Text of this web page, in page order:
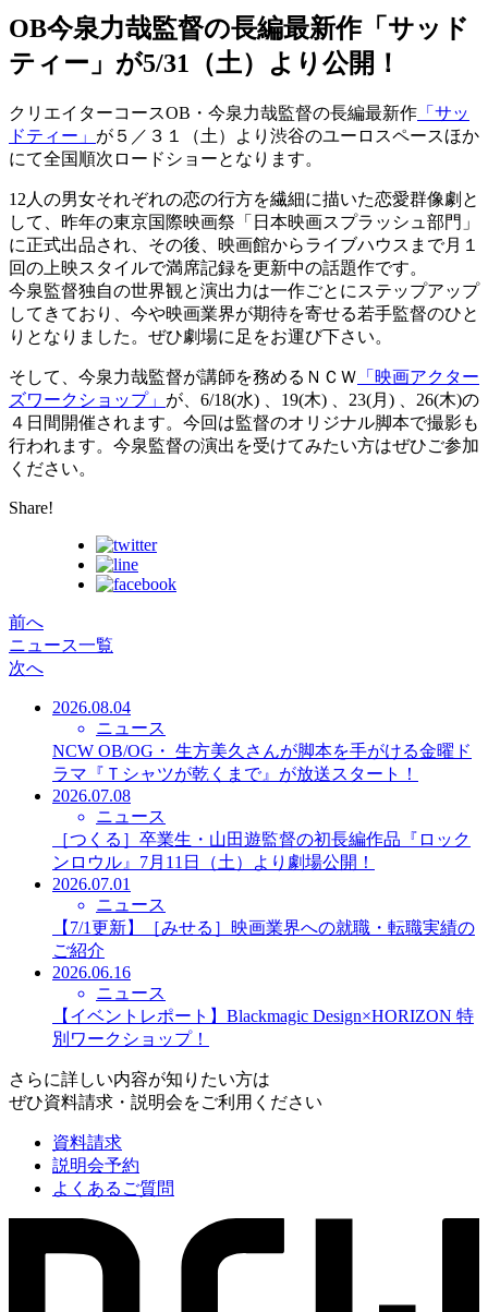
OB今泉力哉監督の長編最新作「サッド
ティー」が5/31（土）より公開！
クリエイターコースOB・今泉力哉監督の長編最新作 「サッ
ドティー」 が５／３１（土）より渋谷のユーロスペースほか
にて全国順次ロードショーとなります。
12人の男女それぞれの恋の行方を繊細に描いた恋愛群像劇と
して、昨年の東京国際映画祭「日本映画スプラッシュ部門」
に正式出品され、その後、映画館からライブハウスまで月１
回の上映スタイルで満席記録を更新中の話題作です。
今泉監督独自の世界観と演出力は一作ごとにステップアップ
してきており、今や映画業界が期待を寄せる若手監督のひと
りとなりました。ぜひ劇場に足をお運び下さい。
そして、今泉力哉監督が講師を務めるＮＣＷ 「映画アクター
ズワークショップ」 が、6/18(水) 、19(木) 、23(月) 、26(木)の
４日間開催されます。今回は監督のオリジナル脚本で撮影も
行われます。今泉監督の演出を受けてみたい方はぜひご参加
ください。
Share!
前へ
ニュース一覧
次へ
2026.08.04
ニュース
NCW OB/OG・ 生方美久さんが脚本を手がける金曜ド
ラマ『Ｔシャツが乾くまで』が放送スタート！
2026.07.08
ニュース
［つくる］卒業生・山田遊監督の初長編作品『ロック
ンロウル』7月11日（土）より劇場公開！
2026.07.01
ニュース
【7/1更新】［みせる］映画業界への就職・転職実績の
ご紹介
2026.06.16
ニュース
【イベントレポート】Blackmagic Design×HORIZON 特
別ワークショップ！
さらに詳しい内容が知りたい方は
ぜひ資料請求・説明会をご利用ください
資料請求
説明会予約
よくあるご質問